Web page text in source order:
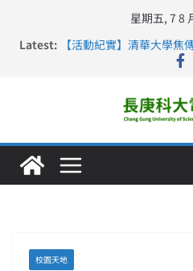
星期五, 7 8
Latest:
【活動紀實】清華大學
長庚科大連四年穩居《遠
深化永續醫療 長庚科大
長庚科大護理系勇奪2026
金牌暨雙特別獎 AI智慧照
校園天地